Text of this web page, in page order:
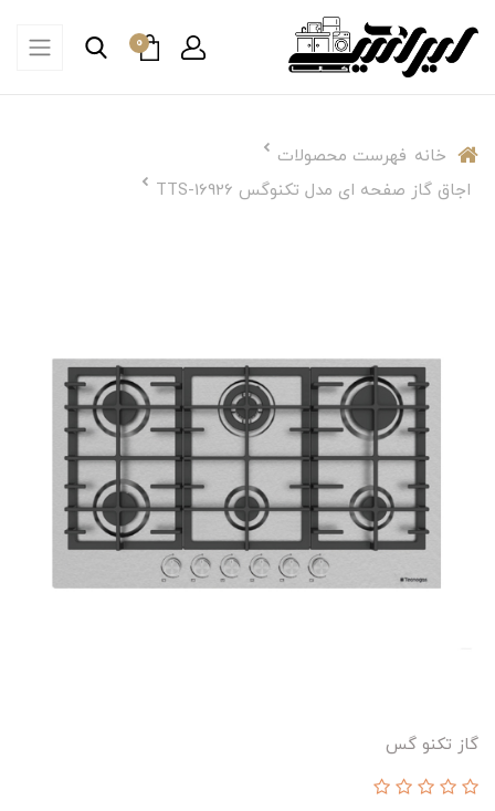
0
خانه فهرست محصولات
اجاق گاز صفحه ای مدل تکنوگس TTS-16926
گاز تکنو گس